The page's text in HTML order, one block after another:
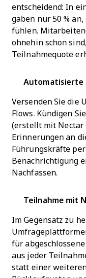
entscheidend: In
gaben nur 50 %
fühlen.
ohnehin schon
Teilnahmequote
Automatisierte
Versenden Sie die
Flows. Kündigen
(erstellt mit Nectar
Erinnerungen an
Führungskräfte
Benachrichtigung
Nachfassen.
Teilnahme mit
Im Gegensatz zu
für
aus jeder
statt einer